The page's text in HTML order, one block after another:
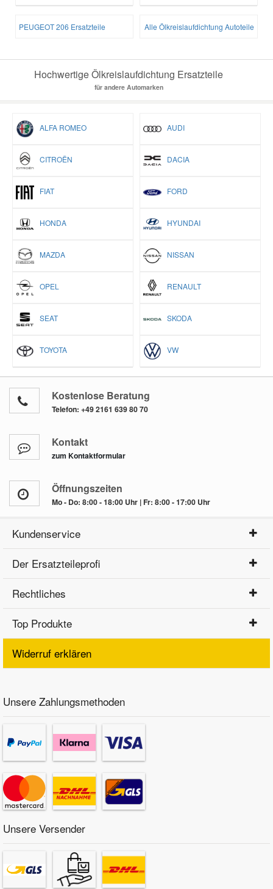
PEUGEOT 206 Ersatzteile Alle Ölkreislaufdichtung Autoteile
Hochwertige Ölkreislaufdichtung Ersatzteile
für andere Automarken
ALFA ROMEO AUDI
CITROËN DACIA
FIAT FORD
HONDA HYUNDAI
MAZDA NISSAN
OPEL RENAULT
SEAT SKODA
TOYOTA VW
Kostenlose Beratung
Telefon: +49 2161 639 80 70
Kontakt
zum Kontaktformular
Öffnungszeiten
Mo - Do: 8:00 - 18:00 Uhr | Fr: 8:00 - 17:00 Uhr
Kundenservice
Der Ersatzteileprofi
Rechtliches
Top Produkte
Widerruf erklären
Unsere Zahlungsmethoden
Unsere Versender